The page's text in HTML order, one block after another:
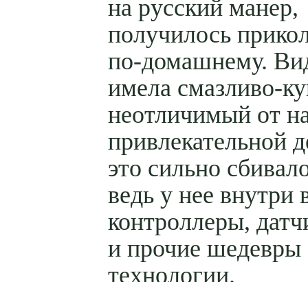
на русский манер,
получилось
по-домашнему.
имела смазливо-
неотличимый от
привлекательной
это сильно
ведь у нее внутри
контроллеры,
и прочие шедевры
технологии.